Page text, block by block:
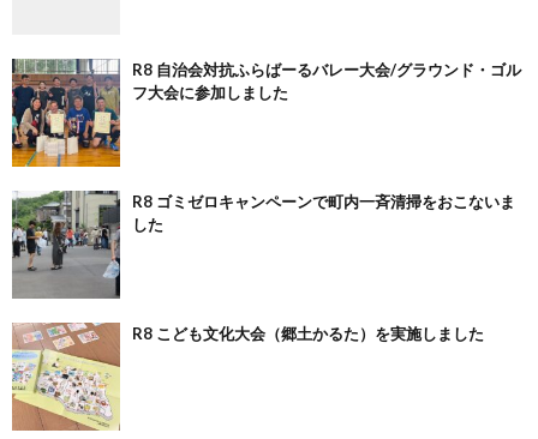
R8 自治会対抗ふらばーるバレー大会/グラウンド・ゴル
フ大会に参加しました
R8 ゴミゼロキャンペーンで町内一斉清掃をおこないま
した
R8 こども文化大会（郷土かるた）を実施しました